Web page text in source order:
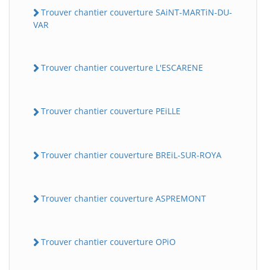
Trouver chantier couverture SAiNT-MARTiN-DU-
VAR
Trouver chantier couverture L'ESCARENE
Trouver chantier couverture PEiLLE
Trouver chantier couverture BREiL-SUR-ROYA
Trouver chantier couverture ASPREMONT
Trouver chantier couverture OPiO